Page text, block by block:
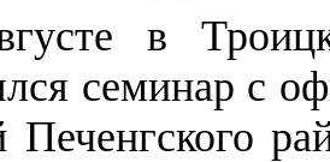
в
семинар с
Печенгского